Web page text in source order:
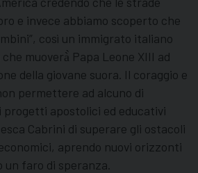
e invece abbiamo scoperto che
così un immigrato italiano
muoverà̀ Papa Leone XIII ad
della giovane suora. Il coraggio e
permettere ad alcuno di
apostolici ed educativi
Cabrini di superare gli ostacoli
aprendo nuovi orizzonti
un faro di speranza.